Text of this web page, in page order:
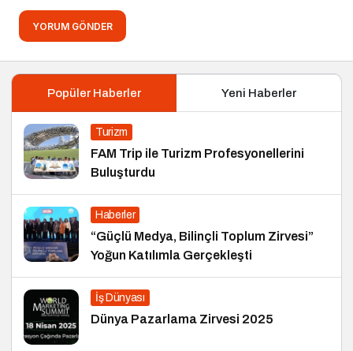
YORUM GÖNDER
Popüler Haberler Yeni Haberler
Turizm
FAM Trip ile Turizm Profesyonellerini
Buluşturdu
Haberler
“Güçlü Medya, Bilinçli Toplum Zirvesi”
Yoğun Katılımla Gerçekleşti
İş Dünyası
Dünya Pazarlama Zirvesi 2025